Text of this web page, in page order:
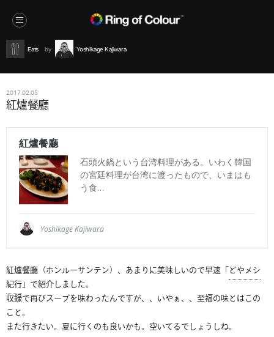
Eats Yoshikage Kajiwara
2017.02.05
紅爐餐廳
紅爐餐廳（ホンルーサンテン）、あまりに美味しいので早速「どやメシ
紀行」で紹介しました。
収録で再びスープを味わったんですが、、いやぁ、、至福の味とはこの
こと。
また行きたい。夏に行くのも良いかも。空いてるでしょうしね。